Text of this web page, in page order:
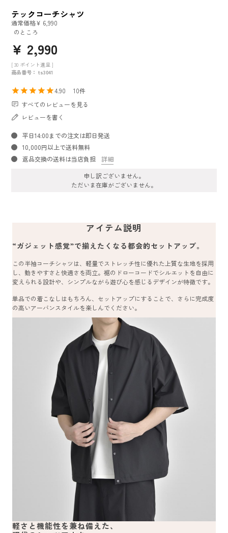
テックコーチシャツ
通常価格¥ 6,990
のところ
¥ 2,990
[ 30 ポイント進呈 ]
商品番号
ts3041
4.90
10
すべてのレビューを見る
レビューを書く
平日14:00までの注文は即日発送
10,000円以上で送料無料
返品交換の送料は当店負担
詳細
申し訳ございません。
ただいま在庫がございません。
アイテム説明
“ガジェット感覚”で揃えたくなる都会的セットアップ。
この半袖コーチシャツは、軽量でストレッチ性に優れた上質な生地を採用
し、動きやすさと快適さを両立。裾のドローコードでシルエットを自由に
変えられる設計や、シンプルながら遊び心を感じるデザインが特徴です。
単品での着こなしはもちろん、セットアップにすることで、さらに完成度
の高いアーバンスタイルを楽しんでください。
軽さと機能性を兼ね備えた、